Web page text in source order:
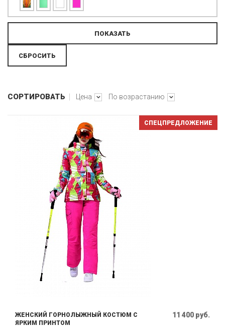
СОРТИРОВАТЬ Цена По возрастанию
СПЕЦПРЕДЛОЖЕНИЕ
ЖЕНСКИЙ ГОРНОЛЫЖНЫЙ КОСТЮМ С
ЯРКИМ ПРИНТОМ
11 400 руб.